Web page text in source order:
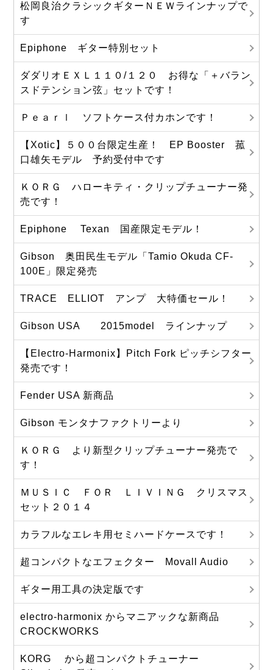
松岡良治クラシックギターＮＥＷラインナップで
す
Epiphone ギター特別セット
ダダリオＥＸＬ１１０/１２０ お得な「＋バラン
スドテンション弦」セットです！
Ｐｅａｒｌ ソフトケース付カホンです！
【Xotic】５００台限定生産！ EP Booster 菰
口雄矢モデル 予約受付中です
ＫＯＲＧ ハローキティ・クリップチューナー発
売です！
Epiphone Texan 国産限定モデル！
Gibson 奥田民生モデル「Tamio Okuda CF-
100E」限定発売
TRACE ELLIOT アンプ 大特価セール！
Gibson USA 2015model ラインナップ
【Electro-Harmonix】Pitch Fork ピッチシフター
発売です！
Fender USA 新商品
Gibson モンタナファクトリーより
ＫＯＲＧ より新型クリップチューナー発売で
す！
ＭＵＳＩＣ ＦＯＲ ＬＩＶＩＮＧ クリスマス
セット２０１４
カラフルなエレキ用セミハードケースです！
超コンパクトなエフェクター Movall Audio
ギター用工具の決定版です
electro-harmonix からマニアックな新商品
CROCKWORKS
KORG から超コンパクトチューナー